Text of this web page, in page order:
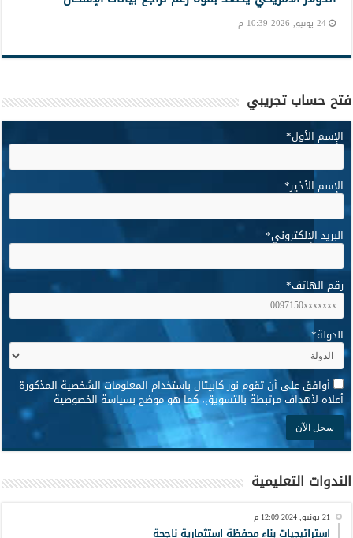
24 يونيو, 2026 10:39 م
فتح حساب تجريبي
الإسم الأول*
الإسم الأخير*
البريد الإلكتروني*
رقم الهاتف*
الدولة*
* أوافق على أن تقوم نور كابيتال باستخدام المعلومات الشخصية المذكورة
أعلاه لأهداف مرتبطة بالتسويق، كما هو موضح بسياسة الخصوصية
الندوات التعليمية
21 يونيو, 2024 12:09 م
استراتيجيات بناء محفظة استثمارية ناجحة